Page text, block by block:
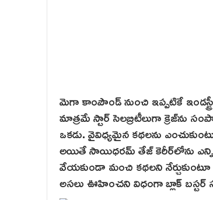
మెగా కాంపౌండ్ నుంచి ఇప్పటికే
మాత్రమే స్టార్ సెలబ్రిటీలుగా క్రెజ్‌ను
ఒకడు. వైవిధ్యమైన కథలను
అయితే సాయిధరమ్ తేజ్ కెరీర్‌లోను
వేయకుండా మంచి కథ‌లని
అసలు ఊహించని విధంగా బ్లాక్ బస్టర్